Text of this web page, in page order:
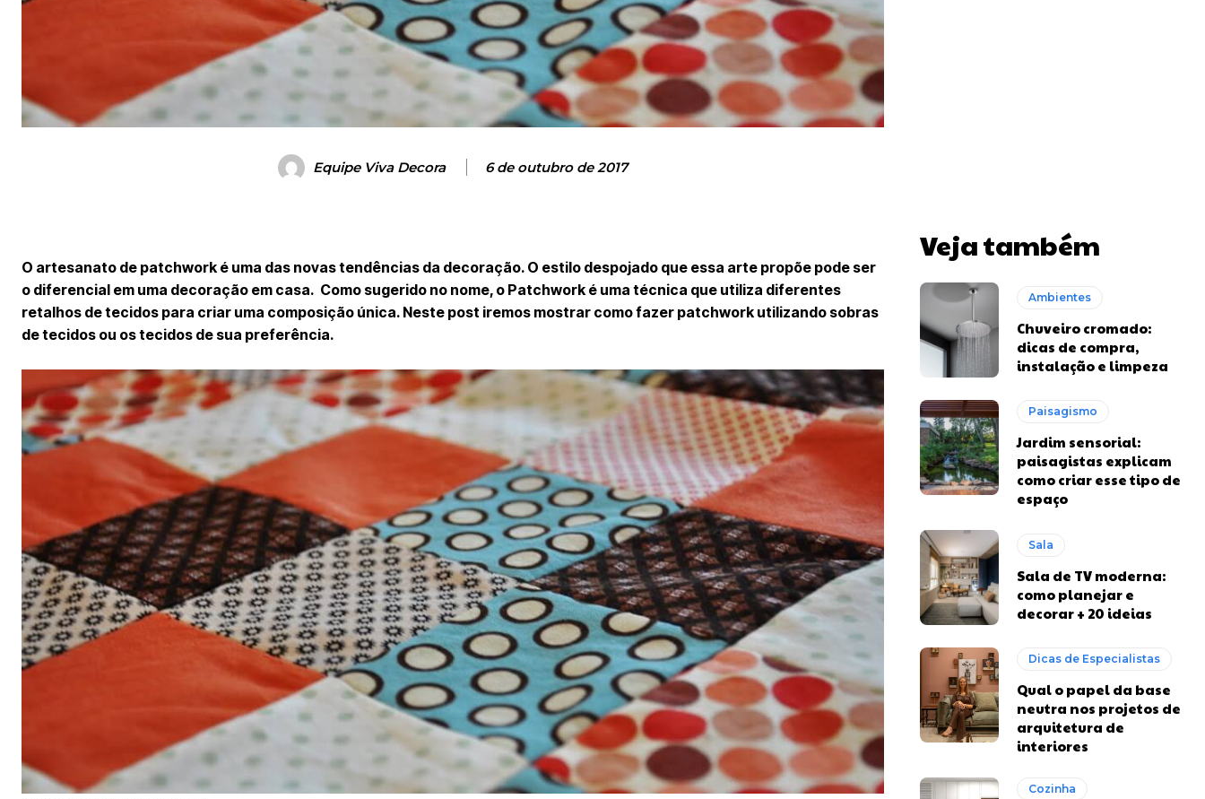
Equipe Viva Decora 6 de outubro de 2017
O artesanato de patchwork é uma das novas tendências da decoração. O estilo despojado que essa arte propõe pode ser
o diferencial em uma decoração em casa. Como sugerido no nome, o Patchwork é uma técnica que utiliza diferentes
retalhos de tecidos para criar uma composição única. Neste post iremos mostrar como fazer patchwork utilizando sobras
de tecidos ou os tecidos de sua preferência.
Veja também
Ambientes
Chuveiro cromado:
dicas de compra,
instalação e limpeza
Paisagismo
Jardim sensorial:
paisagistas explicam
como criar esse tipo de
espaço
Sala
Sala de TV moderna:
como planejar e
decorar + 20 ideias
Dicas de Especialistas
Qual o papel da base
neutra nos projetos de
arquitetura de
interiores
Cozinha